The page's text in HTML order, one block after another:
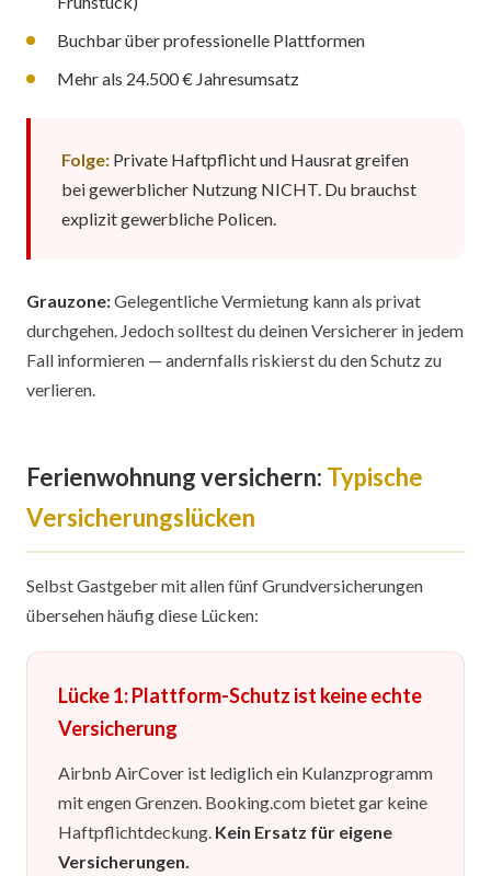
Buchbar über professionelle Plattformen
Mehr als 24.500 € Jahresumsatz
Folge: Private Haftpflicht und Hausrat greifen
bei gewerblicher Nutzung NICHT. Du brauchst
explizit gewerbliche Policen.
Grauzone:Gelegentliche Vermietung kann als privat
durchgehen. Jedoch solltest du deinen Versicherer in jedem
Fall informieren — andernfalls riskierst du den Schutz zu
verlieren.
Ferienwohnung versichern: Typische
Versicherungslücken
Selbst Gastgeber mit allen fünf Grundversicherungen
übersehen häufig diese Lücken:
Lücke 1: Plattform-Schutz ist keine echte
Versicherung
Airbnb AirCover ist lediglich ein Kulanzprogramm
mit engen Grenzen. Booking.com bietet gar keine
Haftpflichtdeckung. Kein Ersatz für eigene
Versicherungen.